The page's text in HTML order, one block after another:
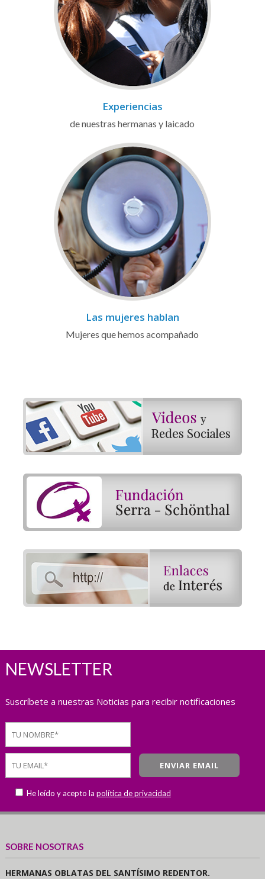
Experiencias
de nuestras hermanas y laicado
Las mujeres hablan
Mujeres que hemos acompañado
NEWSLETTER
Suscríbete a nuestras Noticias para recibir notificaciones
He leído y acepto la política de privacidad
SOBRE NOSOTRAS
HERMANAS OBLATAS DEL SANTÍSIMO REDENTOR.